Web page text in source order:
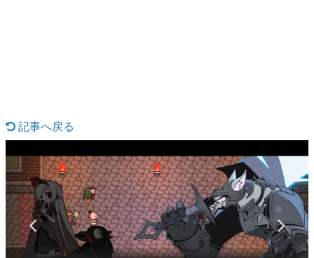
です。
ゲームが変えた日本語
「経験値」「裏技」「ラスボス」… ゲームにまつわる言葉
の起源や用法の変遷を、コンピューター文化史研究家・タ
イニーP氏が徹底調査。
カテゴリ
記事へ戻る